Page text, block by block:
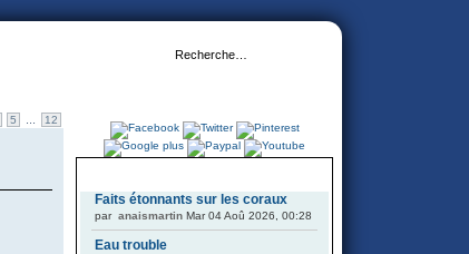
5 12
Faits étonnants sur les coraux
par anaismartin Mar 04 Aoû 2026, 00:28
Eau trouble